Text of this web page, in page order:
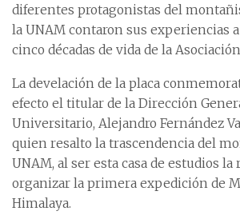
diferentes protagonistas del
la UNAM contaron sus experiencias
cinco décadas de vida de la
La develación de la placa
efecto el titular de la Dirección
Universitario, Alejandro Fernández
quien resalto la trascendencia del
UNAM, al ser esta casa de estudios la
organizar la primera expedición de
Himalaya.